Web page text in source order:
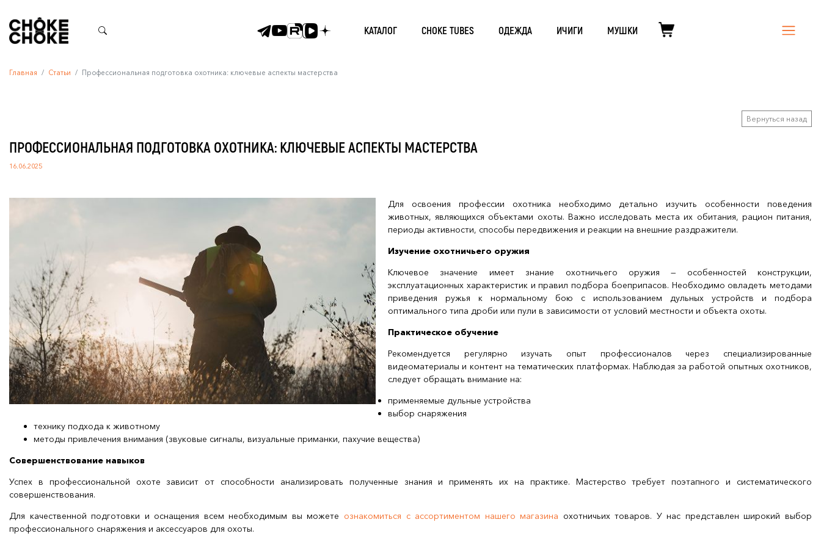
КАТАЛОГ CHOKE TUBES ОДЕЖДА ИЧИГИ МУШКИ
Главная Статьи Профессиональная подготовка охотника: ключевые аспекты мастерства
Вернуться назад
ПРОФЕССИОНАЛЬНАЯ ПОДГОТОВКА ОХОТНИКА: КЛЮЧЕВЫЕ АСПЕКТЫ МАСТЕРСТВА
16.06.2025
Для освоения профессии охотника необходимо детально изучить особенности поведения
животных, являющихся объектами охоты. Важно исследовать места их обитания, рацион питания,
периоды активности, способы передвижения и реакции на внешние раздражители.
Изучение охотничьего оружия
Ключевое значение имеет знание охотничьего оружия — особенностей конструкции,
эксплуатационных характеристик и правил подбора боеприпасов. Необходимо овладеть методами
приведения ружья к нормальному бою с использованием дульных устройств и подбора
оптимального типа дроби или пули в зависимости от условий местности и объекта охоты.
Практическое обучение
Рекомендуется регулярно изучать опыт профессионалов через специализированные
видеоматериалы и контент на тематических платформах. Наблюдая за работой опытных охотников,
следует обращать внимание на:
применяемые дульные устройства
выбор снаряжения
технику подхода к животному
методы привлечения внимания (звуковые сигналы, визуальные приманки, пахучие вещества)
Совершенствование навыков
Успех в профессиональной охоте зависит от способности анализировать полученные знания и применять их на практике. Мастерство требует поэтапного и систематического
совершенствования.
Для качественной подготовки и оснащения всем необходимым вы можете ознакомиться с ассортиментом нашего магазина охотничьих товаров. У нас представлен широкий выбор
профессионального снаряжения и аксессуаров для охоты.